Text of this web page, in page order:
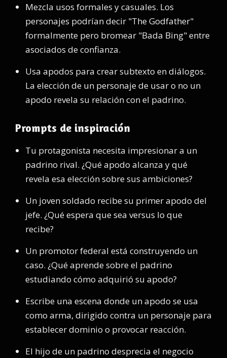
Mezcla usos formales y casuales. Los
personajes podrían decir "The Godfather"
formalmente pero bromear "Bada Bing" entre
asociados de confianza.
Usa apodos para crear subtexto en diálogos.
La elección de un personaje de usar o no un
apodo revela su relación con el padrino.
Prompts de inspiración
Tu protagonista necesita impresionar a un
padrino rival. ¿Qué apodo alcanza y qué
revela esa elección sobre sus ambiciones?
Un joven soldado recibe su primer apodo del
jefe. ¿Qué espera que sea versus lo que
recibe?
Un promotor federal está construyendo un
caso. ¿Qué aprende sobre el padrino
estudiando cómo adquirió su apodo?
Escribe una escena donde un apodo se usa
como arma, dirigido contra un personaje para
establecer dominio o provocar reacción.
El hijo de un padrino desprecia el negocio